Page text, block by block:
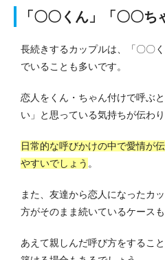
「〇〇くん」「〇〇ち
長続きするカップルは、「〇〇
でいることも多いです。
恋人をくん・ちゃん付けで呼ぶ
い」と思っている気持ちが伝わり
日常的な呼びかけの中で愛情が
やすいでしょう 。
また、友達から恋人になったカ
方がそのまま続いているケースも
あえて親しんだ呼び方をするこ